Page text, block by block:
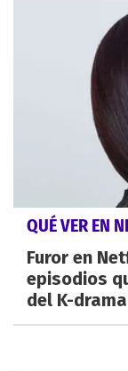
QUÉ VER EN
Furor en
episodios
del K-drama